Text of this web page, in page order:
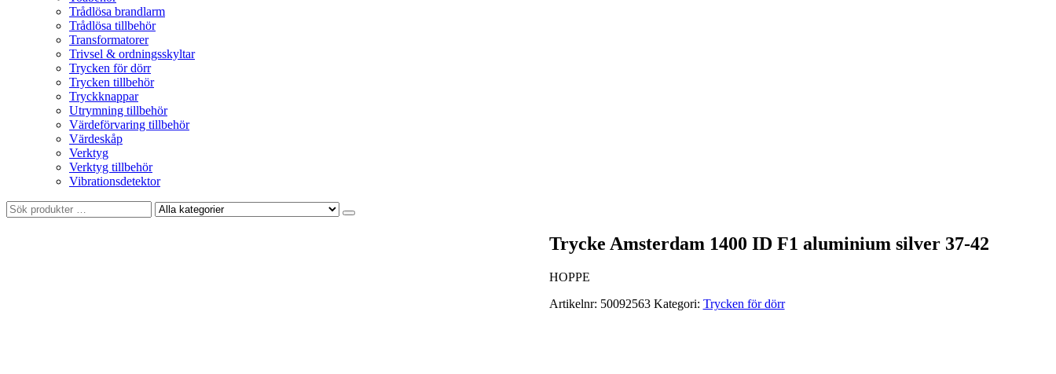
Trådlösa brandlarm
Trådlösa tillbehör
Transformatorer
Trivsel & ordningsskyltar
Trycken för dörr
Trycken tillbehör
Tryckknappar
Utrymning tillbehör
Värdeförvaring tillbehör
Värdeskåp
Verktyg
Verktyg tillbehör
Vibrationsdetektor
Trycke Amsterdam 1400 ID F1 aluminium silver 37-42
HOPPE
Artikelnr: 50092563 Kategori: Trycken för dörr